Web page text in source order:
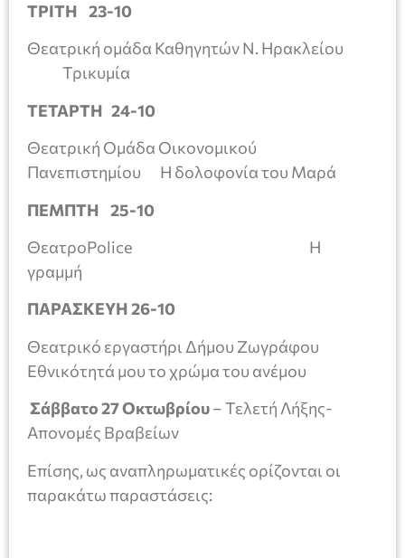
ΤΡΙΤΗ 23-10
Θεατρική ομάδα Καθηγητών Ν. Ηρακλείου
Τρικυμία
ΤΕΤΑΡΤΗ 24-10
Θεατρική Ομάδα Οικονομικού
Πανεπιστημίου Η δολοφονία του Μαρά
ΠΕΜΠΤΗ 25-10
ΘεατροPolice Η
γραμμή
ΠΑΡΑΣΚΕΥΗ 26-10
Θεατρικό εργαστήρι Δήμου Ζωγράφου
Εθνικότητά μου το χρώμα του ανέμου
Σάββατο 27 Οκτωβρίου– Τελετή Λήξης-
Απονομές Βραβείων
Επίσης, ως αναπληρωματικές ορίζονται οι
παρακάτω παραστάσεις: